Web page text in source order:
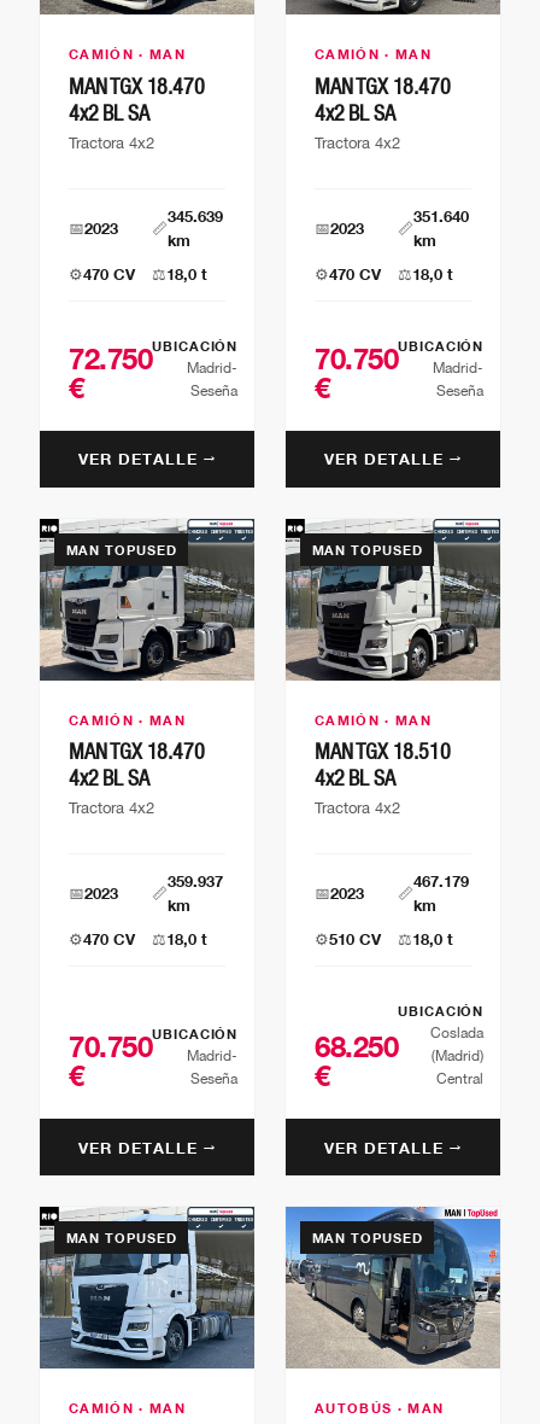
CAMIÓN · MAN
MAN TGX 18.470
4x2 BL SA
Tractora 4x2
📅2023 📏
345.639
km
⚙️470 CV ⚖️18,0 t
72.750
€
UBICACIÓN
Madrid-
Seseña
VER DETALLE →
CAMIÓN · MAN
MAN TGX 18.470
4x2 BL SA
Tractora 4x2
📅2023 📏
351.640
km
⚙️470 CV ⚖️18,0 t
70.750
€
UBICACIÓN
Madrid-
Seseña
VER DETALLE →
MAN TOPUSED
CAMIÓN · MAN
MAN TGX 18.470
4x2 BL SA
Tractora 4x2
📅2023 📏
359.937
km
⚙️470 CV ⚖️18,0 t
70.750
€
UBICACIÓN
Madrid-
Seseña
VER DETALLE →
MAN TOPUSED
CAMIÓN · MAN
MAN TGX 18.510
4x2 BL SA
Tractora 4x2
📅2023 📏
467.179
km
⚙️510 CV ⚖️18,0 t
68.250
€
UBICACIÓN
Coslada
(Madrid)
Central
VER DETALLE →
MAN TOPUSED
CAMIÓN · MAN
MAN TOPUSED
AUTOBÚS · MAN